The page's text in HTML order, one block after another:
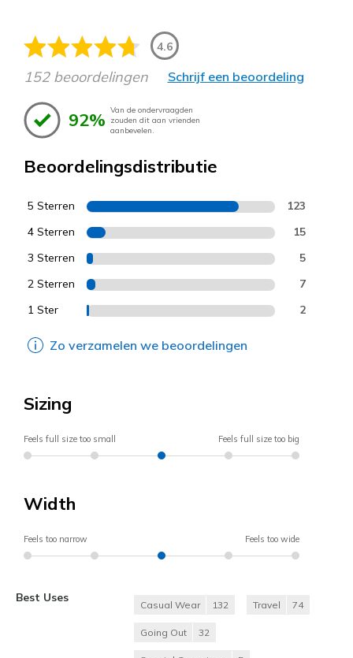
4.6
152 beoordelingen Schrijf een beoordeling
92% Van de ondervraagden
zouden dit aan vrienden
aanbevelen.
Beoordelingsdistributie
5 Sterren 123
4 Sterren 15
3 Sterren 5
2 Sterren 7
1 Ster 2
Zo verzamelen we beoordelingen
Sizing
Feels full size too small Feels full size too big
Width
Feels too narrow Feels too wide
Best Uses
Casual Wear 132 Travel 74
Going Out 32